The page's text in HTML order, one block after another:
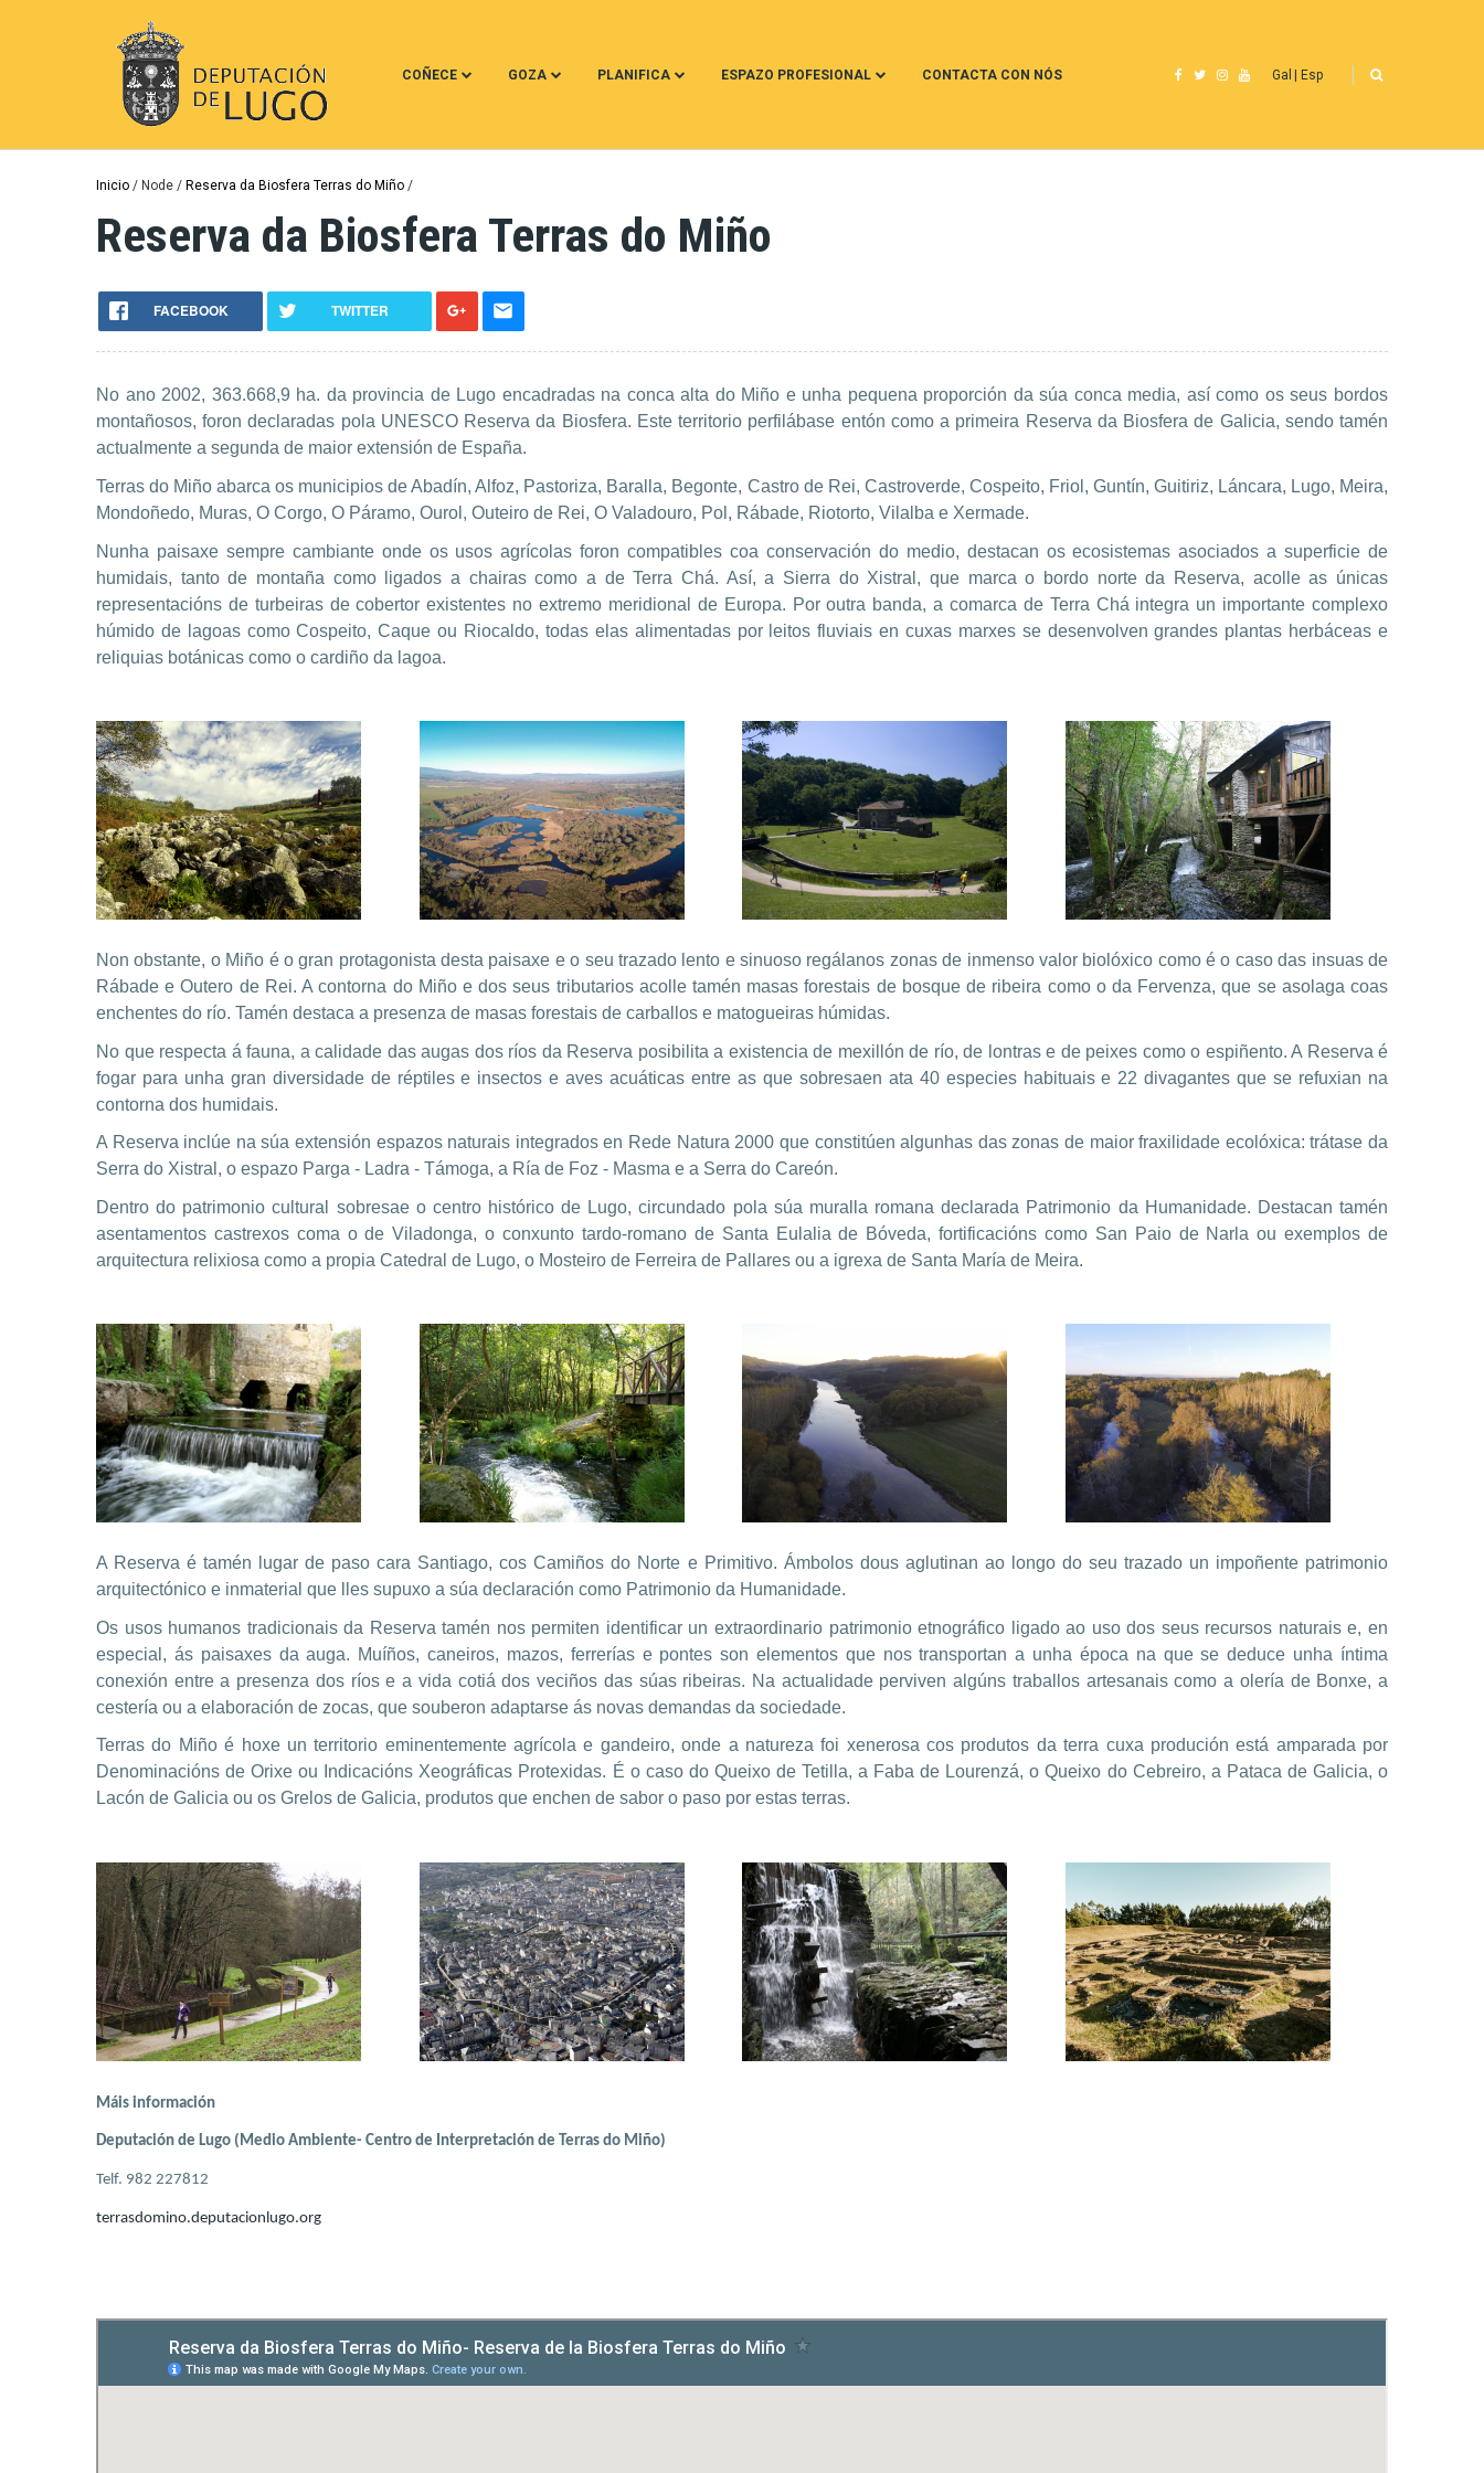
COÑECE GOZA PLANIFICA ESPAZO PROFESIONAL CONTACTA CON NÓS Gal Esp
Miga
de
pan
Inicio Node Reserva da Biosfera Terras do Miño
Reserva da Biosfera Terras do Miño
FACEBOOK TWITTER
No ano 2002, 363.668,9 ha. da provincia de Lugo encadradas na conca alta do Miño e unha pequena proporción da súa conca media, así como os seus bordos
montañosos, foron declaradas pola UNESCO Reserva da Biosfera. Este territorio perfilábase entón como a primeira Reserva da Biosfera de Galicia, sendo tamén
actualmente a segunda de maior extensión de España.
Terras do Miño abarca os municipios de Abadín, Alfoz, Pastoriza, Baralla, Begonte, Castro de Rei, Castroverde, Cospeito, Friol, Guntín, Guitiriz, Láncara, Lugo, Meira,
Mondoñedo, Muras, O Corgo, O Páramo, Ourol, Outeiro de Rei, O Valadouro, Pol, Rábade, Riotorto, Vilalba e Xermade.
Nunha paisaxe sempre cambiante onde os usos agrícolas foron compatibles coa conservación do medio, destacan os ecosistemas asociados a superficie de
humidais, tanto de montaña como ligados a chairas como a de Terra Chá. Así, a Sierra do Xistral, que marca o bordo norte da Reserva, acolle as únicas
representacións de turbeiras de cobertor existentes no extremo meridional de Europa. Por outra banda, a comarca de Terra Chá integra un importante complexo
húmido de lagoas como Cospeito, Caque ou Riocaldo, todas elas alimentadas por leitos fluviais en cuxas marxes se desenvolven grandes plantas herbáceas e
reliquias botánicas como o cardiño da lagoa.
Non obstante, o Miño é o gran protagonista desta paisaxe e o seu trazado lento e sinuoso regálanos zonas de inmenso valor biolóxico como é o caso das insuas de
Rábade e Outero de Rei. A contorna do Miño e dos seus tributarios acolle tamén masas forestais de bosque de ribeira como o da Fervenza, que se asolaga coas
enchentes do río. Tamén destaca a presenza de masas forestais de carballos e matogueiras húmidas.
No que respecta á fauna, a calidade das augas dos ríos da Reserva posibilita a existencia de mexillón de río, de lontras e de peixes como o espiñento. A Reserva é
fogar para unha gran diversidade de réptiles e insectos e aves acuáticas entre as que sobresaen ata 40 especies habituais e 22 divagantes que se refuxian na
contorna dos humidais.
A Reserva inclúe na súa extensión espazos naturais integrados en Rede Natura 2000 que constitúen algunhas das zonas de maior fraxilidade ecolóxica: trátase da
Serra do Xistral, o espazo Parga - Ladra - Támoga, a Ría de Foz - Masma e a Serra do Careón.
Dentro do patrimonio cultural sobresae o centro histórico de Lugo, circundado pola súa muralla romana declarada Patrimonio da Humanidade. Destacan tamén
asentamentos castrexos coma o de Viladonga, o conxunto tardo-romano de Santa Eulalia de Bóveda, fortificacións como San Paio de Narla ou exemplos de
arquitectura relixiosa como a propia Catedral de Lugo, o Mosteiro de Ferreira de Pallares ou a igrexa de Santa María de Meira.
A Reserva é tamén lugar de paso cara Santiago, cos Camiños do Norte e Primitivo. Ámbolos dous aglutinan ao longo do seu trazado un impoñente patrimonio
arquitectónico e inmaterial que lles supuxo a súa declaración como Patrimonio da Humanidade.
Os usos humanos tradicionais da Reserva tamén nos permiten identificar un extraordinario patrimonio etnográfico ligado ao uso dos seus recursos naturais e, en
especial, ás paisaxes da auga. Muíños, caneiros, mazos, ferrerías e pontes son elementos que nos transportan a unha época na que se deduce unha íntima
conexión entre a presenza dos ríos e a vida cotiá dos veciños das súas ribeiras. Na actualidade perviven algúns traballos artesanais como a olería de Bonxe, a
cestería ou a elaboración de zocas, que souberon adaptarse ás novas demandas da sociedade.
Terras do Miño é hoxe un territorio eminentemente agrícola e gandeiro, onde a natureza foi xenerosa cos produtos da terra cuxa produción está amparada por
Denominacións de Orixe ou Indicacións Xeográficas Protexidas. É o caso do Queixo de Tetilla, a Faba de Lourenzá, o Queixo do Cebreiro, a Pataca de Galicia, o
Lacón de Galicia ou os Grelos de Galicia, produtos que enchen de sabor o paso por estas terras.
Máis información
Deputación de Lugo (Medio Ambiente- Centro de Interpretación de Terras do Miño)
Telf. 982 227812
terrasdomino.deputacionlugo.org